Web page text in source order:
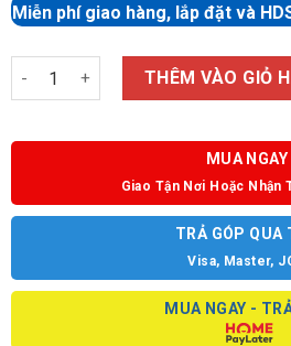
Miễn phí giao hàng, lắp đặt và
Số lượng THÊM VÀO GIỎ
MUA NGAY
Giao Tận Nơi Hoặc Nhận
TRẢ GÓP QUA
Visa, Master,
MUA NGAY -